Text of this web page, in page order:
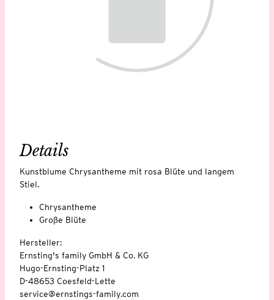
Details
Kunstblume Chrysantheme mit rosa Blüte und langem
Stiel.
Chrysantheme
Große Blüte
Hersteller:
Ernsting's family GmbH & Co. KG
Hugo-Ernsting-Platz 1
D-48653 Coesfeld-Lette
service@ernstings-family.com